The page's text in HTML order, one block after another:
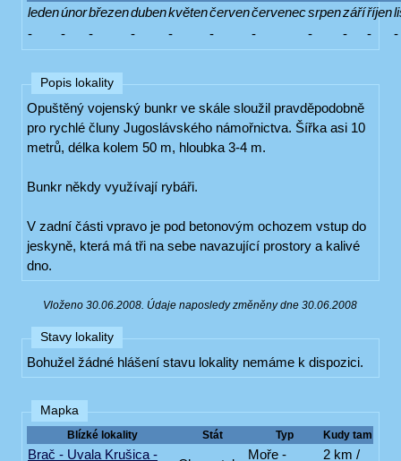
ledenúnorbřezendubenkvětenčervenčervenecsrpenzáříříjen
-
- - - - - - - - - -
Popis lokality
Opuštěný vojenský bunkr ve skále sloužil pravděpodobně
pro rychlé čluny Jugoslávského námořnictva. Šířka asi 10
metrů, délka kolem 50 m, hloubka 3-4 m.
Bunkr někdy využívají rybáři.
V zadní části vpravo je pod betonovým ochozem vstup do
jeskyně, která má tři na sebe navazující prostory a kalivé
dno.
Vloženo 30.06.2008. Údaje naposledy změněny dne 30.06.2008
Stavy lokality
Bohužel žádné hlášení stavu lokality nemáme k dispozici.
Mapka
Blízké lokality Stát Typ Kudy tam
Brač - Uvala Krušica -
Moře -
2 km /